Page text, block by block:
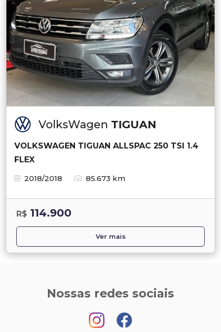
VolksWagen TIGUAN
VOLKSWAGEN TIGUAN ALLSPAC 250 TSI 1.4
FLEX
2018/2018
85.673 km
R$ 114.900
Ver mais
Nossas redes sociais